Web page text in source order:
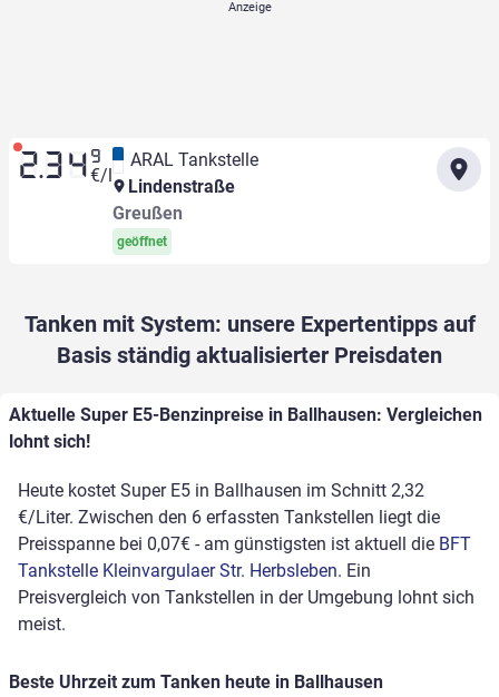
2.34 9
€/l
ARAL Tankstelle
Lindenstraße
Greußen
geöffnet
Tanken mit System: unsere Expertentipps auf
Basis ständig aktualisierter Preisdaten
Aktuelle Super E5-Benzinpreise in Ballhausen: Vergleichen
lohnt sich!
Heute kostet Super E5 in Ballhausen im Schnitt 2,32
€/Liter. Zwischen den 6 erfassten Tankstellen liegt die
Preisspanne bei 0,07€ - am günstigsten ist aktuell die BFT
Tankstelle Kleinvargulaer Str. Herbsleben. Ein
Preisvergleich von Tankstellen in der Umgebung lohnt sich
meist.
Beste Uhrzeit zum Tanken heute in Ballhausen